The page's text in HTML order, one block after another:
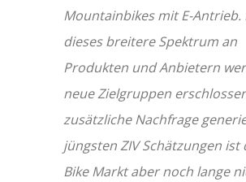
Mountainbikes mit E-Antrieb.
dieses breitere Spektrum an
Produkten und Anbietern
neue Zielgruppen
zusätzliche Nachfrage
jüngsten ZIV Schätzungen ist
Bike Markt aber noch lange